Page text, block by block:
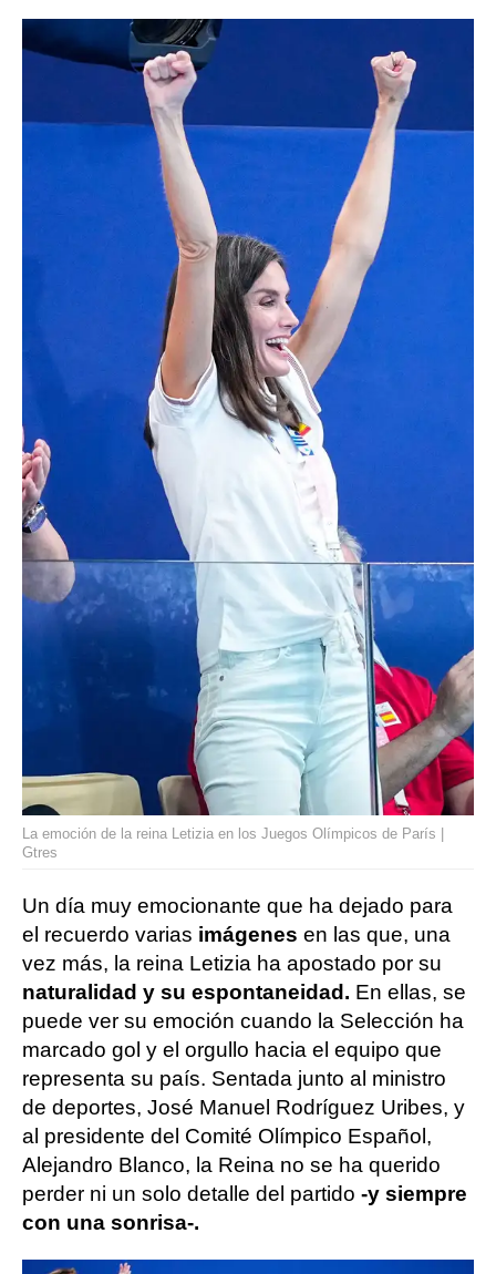
La emoción de la reina Letizia en los Juegos Olímpicos de París |
Gtres
Un día muy emocionante que ha dejado para
el recuerdo varias imágenes en las que, una
vez más, la reina Letizia ha apostado por su
naturalidad y su espontaneidad. En ellas, se
puede ver su emoción cuando la Selección ha
marcado gol y el orgullo hacia el equipo que
representa su país. Sentada junto al ministro
de deportes, José Manuel Rodríguez Uribes, y
al presidente del Comité Olímpico Español,
Alejandro Blanco, la Reina no se ha querido
perder ni un solo detalle del partido -y siempre
con una sonrisa-.